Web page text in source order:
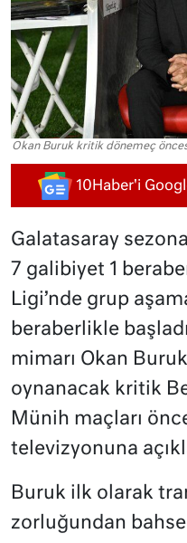
Okan Buruk kritik dönemeç
10Haber'i
Galatasaray
7 galibiyet 1
Ligi’nde grup
beraberlikle
mimarı Okan
oynanacak kritik
Münih maçları
televizyonuna
Buruk ilk olarak
zorluğundan